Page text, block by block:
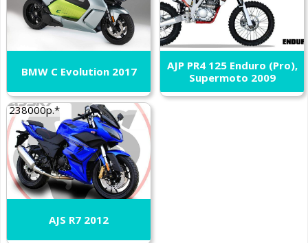
BMW C Evolution 2017
AJP PR4 125 Enduro (Pro),
Supermoto 2009
238000р.*
AJS R7 2012